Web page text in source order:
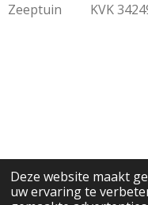
Deze website maakt
uw ervaring te
Zeeptuin KVK